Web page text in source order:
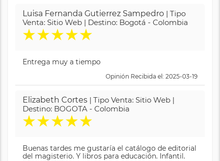
Luisa Fernanda Gutierrez Sampedro | Tipo
Venta: Sitio Web | Destino: Bogotá - Colombia
★★★★★
Entrega muy a tiempo
Opinión Recibida el: 2025-03-19
Elizabeth Cortes | Tipo Venta: Sitio Web |
Destino: BOGOTA - Colombia
★★★★★
Buenas tardes me gustaría el catálogo de editorial
del magisterio. Y libros para educación. Infantil.